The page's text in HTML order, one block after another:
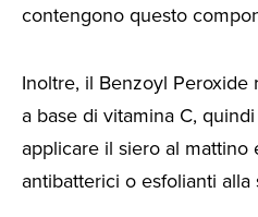
contengono questo
Inoltre, il Benzoyl Peroxide
a base di vitamina C,
applicare il siero al
antibatterici o esfolianti alla